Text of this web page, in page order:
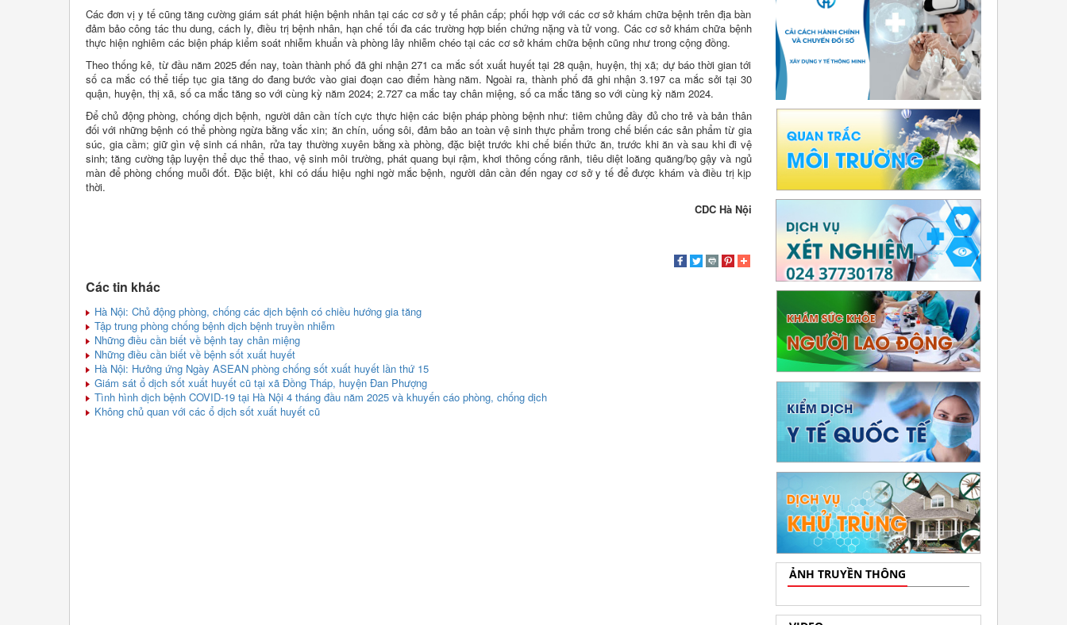
Các đơn vị y tế cũng tăng cường giám sát phát hiện bệnh nhân tại các cơ sở y tế phân cấp; phối hợp với các cơ sở khám chữa bệnh trên địa bàn
đảm bảo công tác thu dung, cách ly, điều trị bệnh nhân, hạn chế tối đa các trường hợp biến chứng nặng và tử vong. Các cơ sở khám chữa bệnh
thực hiện nghiêm các biện pháp kiểm soát nhiễm khuẩn và phòng lây nhiễm chéo tại các cơ sở khám chữa bệnh cũng như trong cộng đồng.
Theo thống kê, từ đầu năm 2025 đến nay, toàn thành phố đã ghi nhận 271 ca mắc sốt xuất huyết tại 28 quận, huyện, thị xã; dự báo thời gian tới
số ca mắc có thể tiếp tục gia tăng do đang bước vào giai đoạn cao điểm hàng năm. Ngoài ra, thành phố đã ghi nhận 3.197 ca mắc sởi tại 30
quận, huyện, thị xã, số ca mắc tăng so với cùng kỳ năm 2024; 2.727 ca mắc tay chân miệng, số ca mắc tăng so với cùng kỳ năm 2024.
Để chủ động phòng, chống dịch bệnh, người dân cần tích cực thực hiện các biện pháp phòng bệnh như: tiêm chủng đầy đủ cho trẻ và bản thân
đối với những bệnh có thể phòng ngừa bằng vắc xin; ăn chín, uống sôi, đảm bảo an toàn vệ sinh thực phẩm trong chế biến các sản phẩm từ gia
súc, gia cầm; giữ gìn vệ sinh cá nhân, rửa tay thường xuyên bằng xà phòng, đặc biệt trước khi chế biến thức ăn, trước khi ăn và sau khi đi vệ
sinh; tăng cường tập luyện thể dục thể thao, vệ sinh môi trường, phát quang bụi rậm, khơi thông cống rãnh, tiêu diệt loăng quăng/bọ gậy và ngủ
màn để phòng chống muỗi đốt. Đặc biệt, khi có dấu hiệu nghi ngờ mắc bệnh, người dân cần đến ngay cơ sở y tế để được khám và điều trị kịp
thời.
CDC Hà Nội
Các tin khác
Hà Nội: Chủ động phòng, chống các dịch bệnh có chiều hướng gia tăng
Tập trung phòng chống bệnh dịch bệnh truyền nhiễm
Những điều cần biết về bệnh tay chân miệng
Những điều cần biết về bệnh sốt xuất huyết
Hà Nội: Hưởng ứng Ngày ASEAN phòng chống sốt xuất huyết lần thứ 15
Giám sát ổ dịch sốt xuất huyết cũ tại xã Đồng Tháp, huyện Đan Phượng
Tình hình dịch bệnh COVID-19 tại Hà Nội 4 tháng đầu năm 2025 và khuyến cáo phòng, chống dịch
Không chủ quan với các ổ dịch sốt xuất huyết cũ
ẢNH TRUYỀN THÔNG